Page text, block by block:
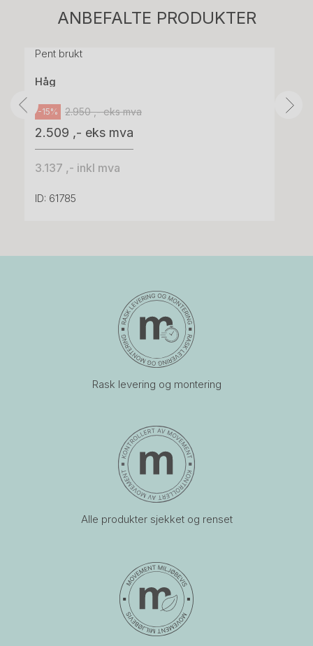
ANBEFALTE PRODUKTER
H05 5600 Swingback-armlene Mørk
Pent brukt
Håg
-15% 2.950 ,- eks mva
2.509 ,- eks mva
3.137 ,- inkl mva
ID: 61785
Rask levering og montering
Alle produkter sjekket og renset